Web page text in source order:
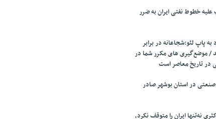
خطوط نفتی ایران به ضرر
پاپ لئو:شجاعانه در برابر
/ موضع‌گیری های مکرر شما در
در تاریخ معاصر است
صنعتی در استان بوشهر صادر
نه‌تنها ایران را متوقف نکرد،